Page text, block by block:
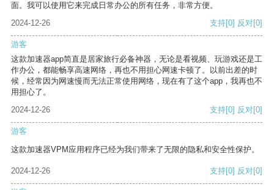
面。我可以使用它来完成日常办公的所有任务，非常方便。
2024-12-26
支持[0] 反对[0]
游客
这款加速器app简直是居家旅行必备神器，无论是看视频、玩游戏还是工
作办公，都能畅享高速网络，再也不用担心网速卡顿了。以前出差的时
候，经常因为网速慢而无法正常使用网络，现在有了这个app，我再也不
用担心了。
2024-12-26
支持[0] 反对[0]
游客
这款加速器VPM应用程序已经为我们带来了无限的隐私和安全性保护。
2024-12-26 支持[0] 反对[0]